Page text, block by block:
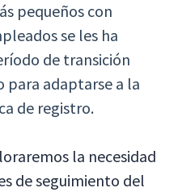
pequeños con
se les ha
de transición
para adaptarse a la
de registro.
la necesidad
de seguimiento del